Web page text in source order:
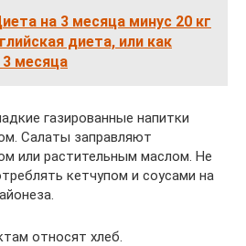
на 3 месяца минус 20 кг
диета, или как
3 месяца
газированные напитки
Салаты заправляют
или растительным маслом. Не
кетчупом и соусами на
относят хлеб.